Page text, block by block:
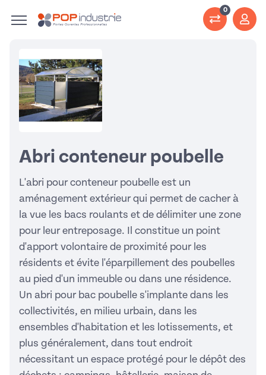
0
Abri conteneur poubelle
L'abri pour conteneur poubelle est un
aménagement extérieur qui permet de cacher à
la vue les bacs roulants et de délimiter une zone
pour leur entreposage. Il constitue un point
d'apport volontaire de proximité pour les
résidents et évite l'éparpillement des poubelles
au pied d'un immeuble ou dans une résidence.
Un abri pour bac poubelle s'implante dans les
collectivités, en milieu urbain, dans les
ensembles d'habitation et les lotissements, et
plus généralement, dans tout endroit
nécessitant un espace protégé pour le dépôt des